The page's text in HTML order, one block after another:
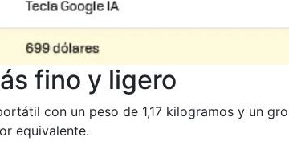
fino y ligero
con un peso de 1,17 kilogramos y un
equivalente.